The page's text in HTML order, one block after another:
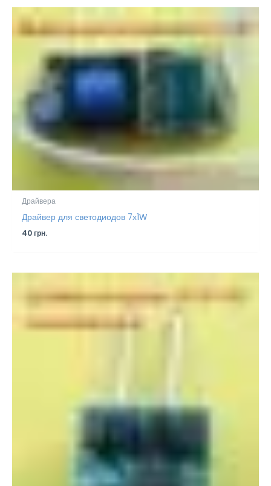
Драйвера
Драйвер для светодиодов 7х1W
40грн.